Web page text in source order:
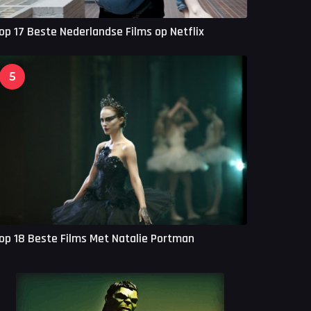
17 Beste Nederlandse Films op Netflix
5
18 Beste Films Met Natalie Portman